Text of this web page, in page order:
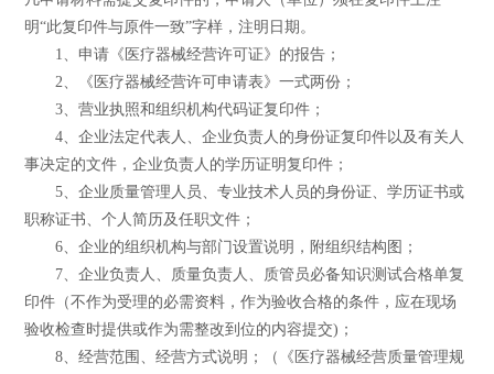
明“此复印件与原件一致”字样，注明日期。
1、申请《医疗器械经营许可证》的报告；
2、《医疗器械经营许可申请表》一式两份；
3、营业执照和组织机构代码证复印件；
4、企业法定代表人、企业负责人的身份证复印件以及有关人
事决定的文件，企业负责人的学历证明复印件；
5、企业质量管理人员、专业技术人员的身份证、学历证书或
职称证书、个人简历及任职文件；
6、企业的组织机构与部门设置说明，附组织结构图；
7、企业负责人、质量负责人、质管员必备知识测试合格单复
印件（不作为受理的必需资料，作为验收合格的条件，应在现场
验收检查时提供或作为需整改到位的内容提交)；
8、经营范围、经营方式说明；（《医疗器械经营质量管理规